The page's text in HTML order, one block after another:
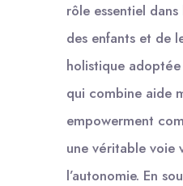
rôle essentiel
des enfants et de
holistique
qui combine aide
empowerment
une véritable voie
l’autonomie. En